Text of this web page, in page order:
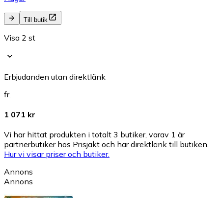
Till butik
Visa 2 st
Erbjudanden utan direktlänk
fr.
1 071 kr
Vi har hittat produkten i totalt 3 butiker, varav 1 är
partnerbutiker hos Prisjakt och har direktlänk till butiken.
Hur vi visar priser och butiker.
Annons
Annons